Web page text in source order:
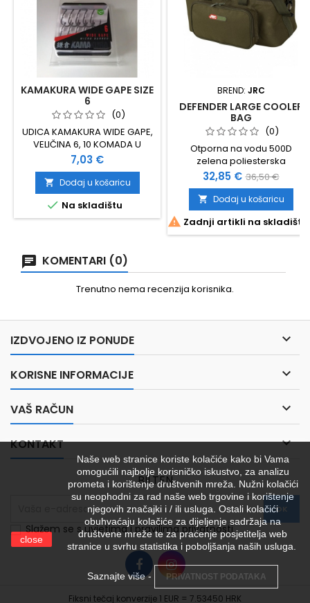
KAMAKURA WIDE GAPE SIZE
6
(0)
UDICA KAMAKURA WIDE GAPE,
VELIČINA 6, 10 KOMADA U
PAKOVANJU
Cijena
7,03 €
 Dodaj u košaricu
 Na skladištu
BREND: JRC
DEFENDER LARGE COOLER
BAG
(0)
Otporna na vodu 500D
zelena poliesterska
konstrukcija Veliki vanjski
džep Dvostruki patent
zatvarači Veliki izolirani glavni
pretinac Odvojivi podstavljeni
remen Dimenzije: 45 x 24 x 23
cm
Cijena
32,85 € Standardna
cijena
36,50 €
 Dodaj u košaricu
 Zadnji artikli na skladištu
KOMENTARI (0)
Trenutno nema recenzija korisnika.
IZDVOJENO IZ PONUDE 
KORISNE INFORMACIJE 
VAŠ RAČUN 
KONTAKT 
close
Naše web stranice koriste kolačiće kako bi Vama
omogućili najbolje korisničko iskustvo, za analizu
prometa i korištenje društvenih mreža. Nužni kolačići
su neophodni za rad naše web trgovine i korištenje
njegovih značajki i / ili usluga. Ostali kolačići
obuhvaćaju kolačiće za dijeljenje sadržaja na
društvene mreže te za praćenje posjetitelja web
stranice u svrhu statistika i poboljšanja naših usluga.
Saznajte više - PRIVATNOST PODATAKA
BILTEN
Slažem se s uvjetima i pravilima privatnosti
Fiksni tečaj konverzije 1 EUR = 7.53450 HRK